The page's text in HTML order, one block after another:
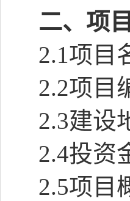
二、项
2.1项目
2.2项目
2.3建设
2.4投资
2.5项目